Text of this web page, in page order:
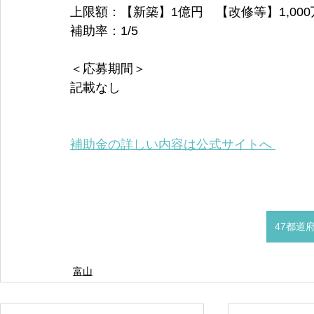
上限額：【新築】1億円　【改修等】1,000
補助率：1/5
＜応募期間＞
記載なし
補助金の詳しい内容は公式サイトへ
47都道
富山